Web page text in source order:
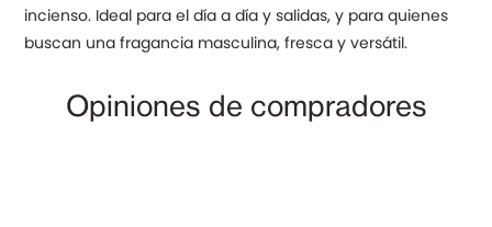
incienso. Ideal para el día a día y salidas, y para quienes
buscan una fragancia masculina, fresca y versátil.
Opiniones de compradores